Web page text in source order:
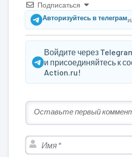
Подписаться
Авторизуйтесь в телеграм
Войдите через
и присоединяйтесь к
Action.ru!